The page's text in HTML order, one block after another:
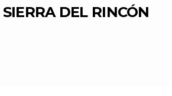
SIERRA DEL RINCÓN